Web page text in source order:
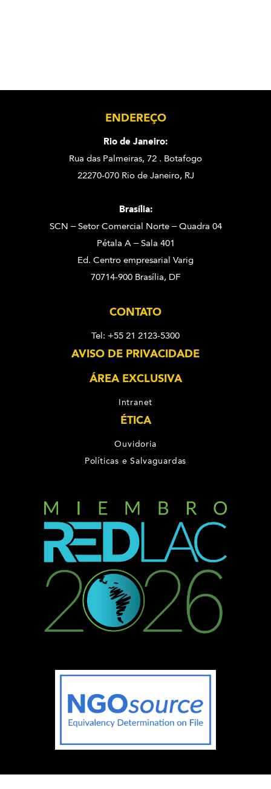
ENDEREÇO
Rio de Janeiro:
Rua das Palmeiras, 72 . Botafogo
22270-070 Rio de Janeiro, RJ
Brasília:
SCN – Setor Comercial Norte – Quadra 04
Pétala A – Sala 401
Ed. Centro empresarial Varig
70714-900 Brasília, DF
CONTATO
Tel: +55 21 2123-5300
AVISO DE PRIVACIDADE
ÁREA EXCLUSIVA
Intranet
ÉTICA
Ouvidoria
Políticas e Salvaguardas